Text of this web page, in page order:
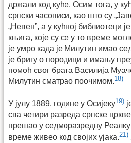
држали код куће. Осим тога, у
српски часописи, као што су
„Невен”, а у кућној библиотеци
књига, које су се у то време
је умро када је Милутин имао
је бригу о породици и имању
помоћ свог брата Василија
Милутин сматрао поочимом.18)
У јулу 1889. године у Осијеку19)
сва четири разреда српске
прешао у седморазредну Реалку
време живео код својих ујака.21)